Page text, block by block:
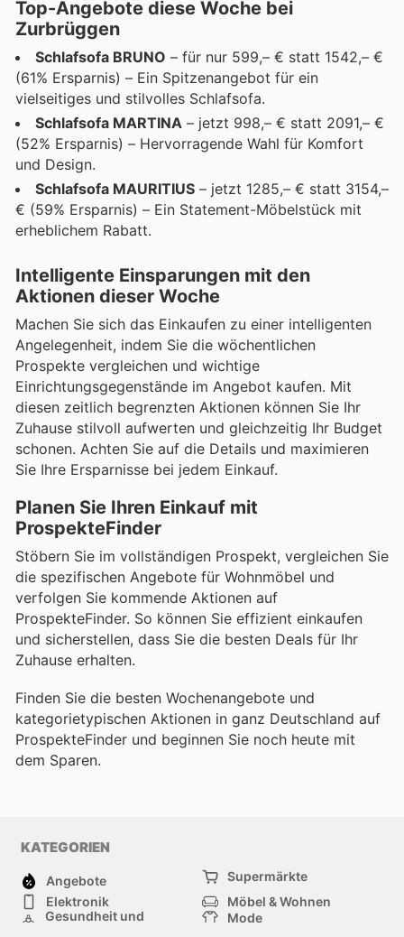
Top-Angebote diese Woche bei
Zurbrüggen
Schlafsofa BRUNO – für nur 599,– € statt 1542,– €
(61% Ersparnis) – Ein Spitzenangebot für ein
vielseitiges und stilvolles Schlafsofa.
Schlafsofa MARTINA – jetzt 998,– € statt 2091,– €
(52% Ersparnis) – Hervorragende Wahl für Komfort
und Design.
Schlafsofa MAURITIUS – jetzt 1285,– € statt 3154,–
€ (59% Ersparnis) – Ein Statement-Möbelstück mit
erheblichem Rabatt.
Intelligente Einsparungen mit den
Aktionen dieser Woche
Machen Sie sich das Einkaufen zu einer intelligenten
Angelegenheit, indem Sie die wöchentlichen
Prospekte vergleichen und wichtige
Einrichtungsgegenstände im Angebot kaufen. Mit
diesen zeitlich begrenzten Aktionen können Sie Ihr
Zuhause stilvoll aufwerten und gleichzeitig Ihr Budget
schonen. Achten Sie auf die Details und maximieren
Sie Ihre Ersparnisse bei jedem Einkauf.
Planen Sie Ihren Einkauf mit
ProspekteFinder
Stöbern Sie im vollständigen Prospekt, vergleichen Sie
die spezifischen Angebote für Wohnmöbel und
verfolgen Sie kommende Aktionen auf
ProspekteFinder. So können Sie effizient einkaufen
und sicherstellen, dass Sie die besten Deals für Ihr
Zuhause erhalten.
Finden Sie die besten Wochenangebote und
kategorietypischen Aktionen in ganz Deutschland auf
ProspekteFinder und beginnen Sie noch heute mit
dem Sparen.
KATEGORIEN
Angebote
Supermärkte
Elektronik
Möbel & Wohnen
Gesundheit und
Mode